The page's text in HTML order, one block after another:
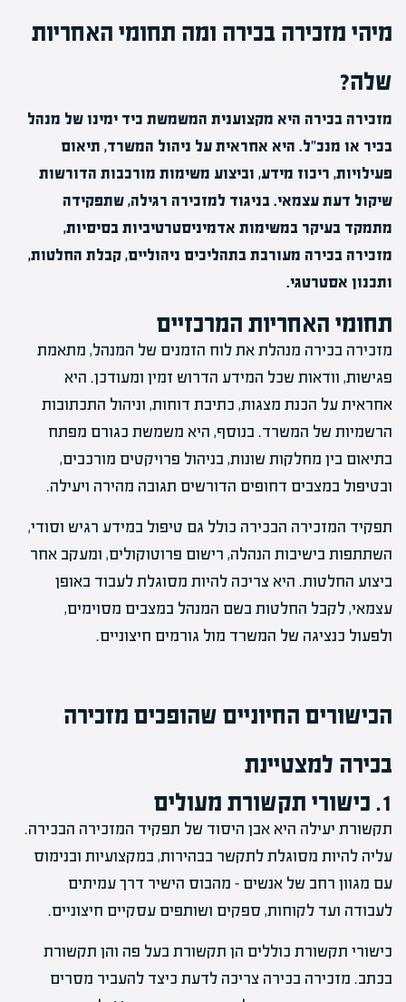
מיהי מזכירה בכירה ומה תחומי האחריות
שלה?
מזכירה בכירה היא מקצוענית המשמשת כיד ימינו של מנהל
בכיר או מנכ"ל. היא אחראית על ניהול המשרד, תיאום
פעילויות, ריכוז מידע, וביצוע משימות מורכבות הדורשות
שיקול דעת עצמאי. בניגוד למזכירה רגילה, שתפקידה
מתמקד בעיקר במשימות אדמיניסטרטיביות בסיסיות,
מזכירה בכירה מעורבת בתהליכים ניהוליים, קבלת החלטות,
ותכנון אסטרטגי.
תחומי האחריות המרכזיים
מזכירה בכירה מנהלת את לוח הזמנים של המנהל, מתאמת
פגישות, וודאות שכל המידע הדרוש זמין ומעודכן. היא
אחראית על הכנת מצגות, כתיבת דוחות, וניהול התכתובות
הרשמיות של המשרד. בנוסף, היא משמשת כגורם מפתח
בתיאום בין מחלקות שונות, בניהול פרויקטים מורכבים,
ובטיפול במצבים דחופים הדורשים תגובה מהירה ויעילה.
תפקיד המזכירה הבכירה כולל גם טיפול במידע רגיש וסודי,
השתתפות בישיבות הנהלה, רישום פרוטוקולים, ומעקב אחר
ביצוע החלטות. היא צריכה להיות מסוגלת לעבוד באופן
עצמאי, לקבל החלטות בשם המנהל במצבים מסוימים,
ולפעול כנציגה של המשרד מול גורמים חיצוניים.
הכישורים החיוניים שהופכים מזכירה
בכירה למצטיינת
1. כישורי תקשורת מעולים
תקשורת יעילה היא אבן היסוד של תפקיד המזכירה הבכירה.
עליה להיות מסוגלת לתקשר בבהירות, במקצועיות ובנימוס
עם מגוון רחב של אנשים – מהבוס הישיר דרך עמיתים
לעבודה ועד לקוחות, ספקים ושותפים עסקיים חיצוניים.
כישורי תקשורת כוללים הן תקשורת בעל פה והן תקשורת
בכתב. מזכירה בכירה צריכה לדעת כיצד להעביר מסרים